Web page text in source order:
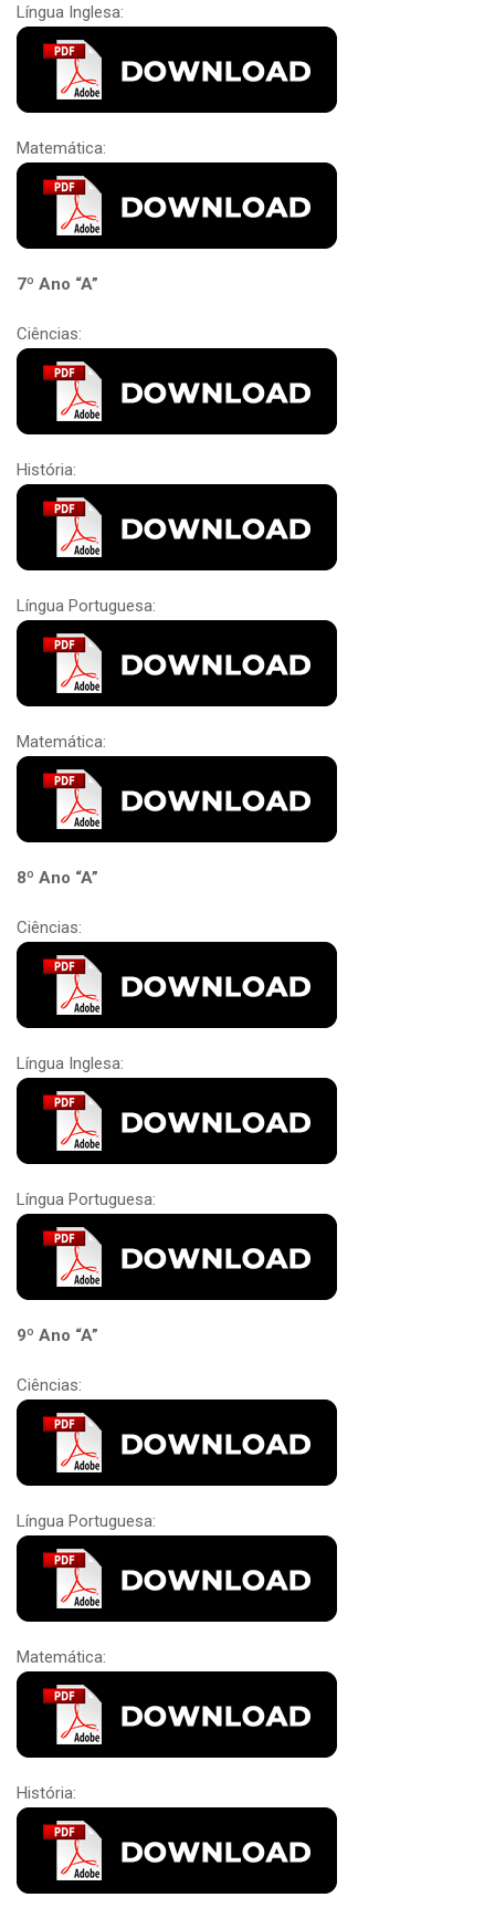
Língua Inglesa:
Matemática:
7º Ano “A”
Ciências:
História:
Língua Portuguesa:
Matemática:
8º Ano “A”
Ciências:
Língua Inglesa:
Língua Portuguesa:
9º Ano “A”
Ciências:
Língua Portuguesa:
Matemática:
História: